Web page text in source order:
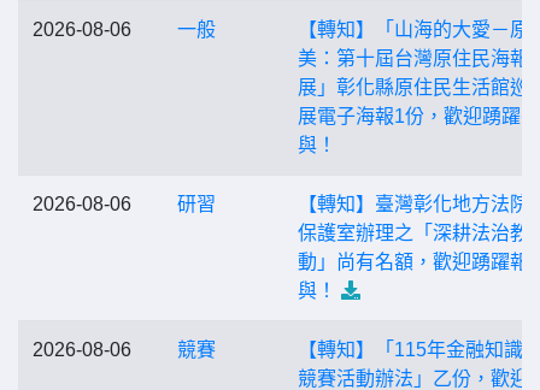
2026-08-06 一般
【轉知】「山海的大愛－原
美：第十屆台灣原住民海報
展」彰化縣原住民生活館巡
展電子海報1份，歡迎踴躍參
與！
2026-08-06 研習
【轉知】臺灣彰化地方法院
保護室辦理之「深耕法治教
動」尚有名額，歡迎踴躍報
與！
2026-08-06 競賽
【轉知】「115年金融知識
競賽活動辦法」乙份，歡迎